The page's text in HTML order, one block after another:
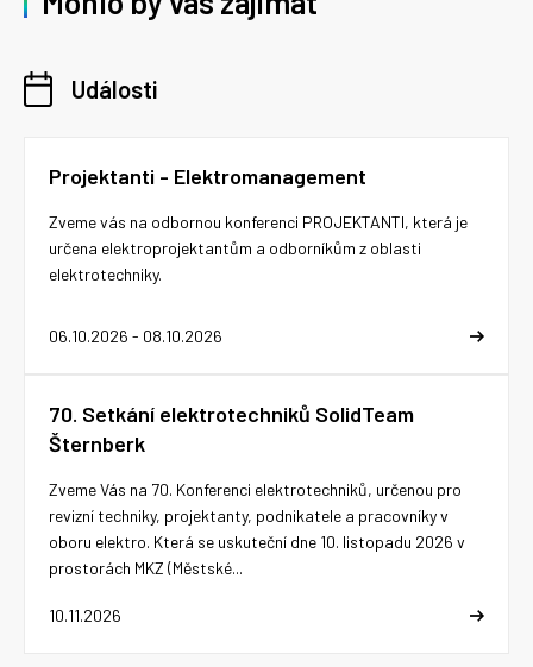
Události
Projektanti - Elektromanagement
06.10.2026 - 08.10.2026
Zveme vás na odbornou konferenci PROJEKTANTI, která je
určena elektroprojektantům a odborníkům z oblasti
elektrotechniky.
70. Setkání elektrotechniků SolidTeam
Šternberk
10.11.2026
Zveme Vás na 70. Konferenci elektrotechniků, určenou pro
revizní techniky, projektanty, podnikatele a pracovníky v
oboru elektro. Která se uskuteční dne 10. listopadu 2026 v
prostorách MKZ (Městské...